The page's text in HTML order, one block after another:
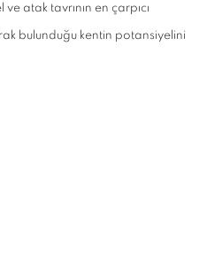
atak tavrının en çarpıcı
bulunduğu kentin potansiyelini